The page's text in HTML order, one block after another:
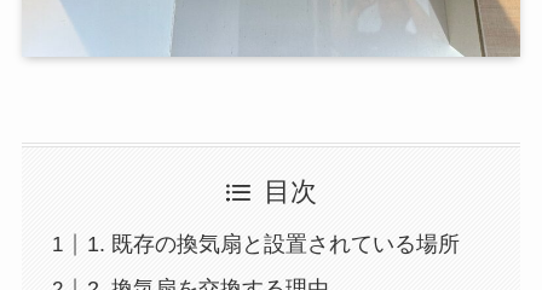
目次
1. 既存の換気扇と設置されている場所